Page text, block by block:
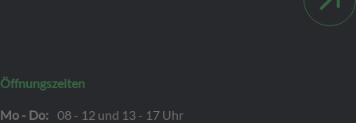
Öffnungszeiten
Mo - Do: 08 - 12 und 13 - 17 Uhr